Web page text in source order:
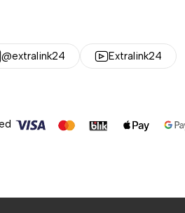
@extralink24 Extralink24